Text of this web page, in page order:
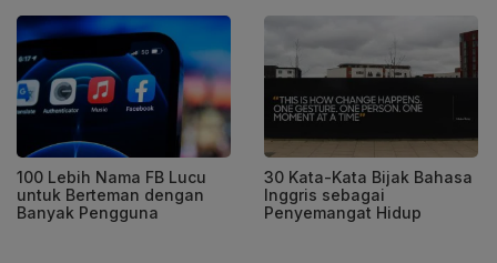
100 Lebih Nama FB Lucu
untuk Berteman dengan
Banyak Pengguna
30 Kata-Kata Bijak Bahasa
Inggris sebagai
Penyemangat Hidup